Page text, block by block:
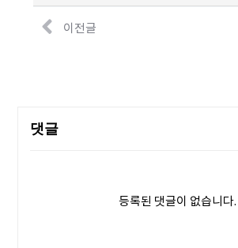
이전글
댓글
등록된 댓글이 없습니다.